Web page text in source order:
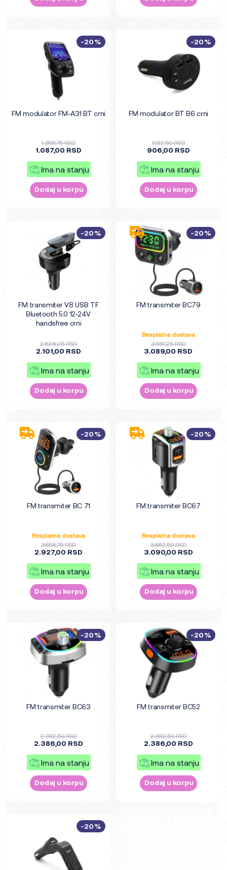
FM modulator FM-A31 BT crni
1.358,75 RSD
1.087,00 RSD
Ima na stanju
Dodaj u korpu
-20%
FM modulator BT B6 crni
1.132,50 RSD
906,00 RSD
Ima na stanju
Dodaj u korpu
-20%
FM transmiter V8 USB TF
Bluetooth 5.0 12-24V
handsfree crni
2.626,25 RSD
2.101,00 RSD
Ima na stanju
Dodaj u korpu
-20%
FM transmiter BC79
Besplatna dostava
3.861,25 RSD
3.089,00 RSD
Ima na stanju
Dodaj u korpu
-20%
FM transmiter BC 71
Besplatna dostava
3.658,75 RSD
2.927,00 RSD
Ima na stanju
Dodaj u korpu
-20%
FM transmiter BC67
Besplatna dostava
3.862,50 RSD
3.090,00 RSD
Ima na stanju
Dodaj u korpu
-20%
FM transmiter BC63
2.982,50 RSD
2.386,00 RSD
Ima na stanju
Dodaj u korpu
-20%
FM transmiter BC52
2.982,50 RSD
2.386,00 RSD
Ima na stanju
Dodaj u korpu
-20%
-20%